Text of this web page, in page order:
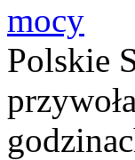
mocy
Polskie